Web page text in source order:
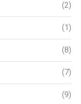
(2)
(1)
(8)
(7)
(9)